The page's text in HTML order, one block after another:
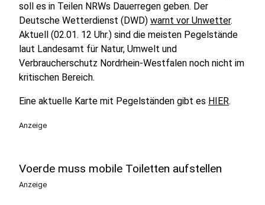
soll es in Teilen NRWs Dauerregen geben. Der
Deutsche Wetterdienst (DWD) warnt vor Unwetter.
Aktuell (02.01. 12 Uhr.) sind die meisten Pegelstände
laut Landesamt für Natur, Umwelt und
Verbraucherschutz Nordrhein-Westfalen noch nicht im
kritischen Bereich.
Eine aktuelle Karte mit Pegelständen gibt es HIER.
Anzeige
Voerde muss mobile Toiletten aufstellen
Anzeige